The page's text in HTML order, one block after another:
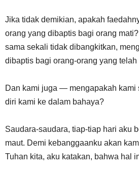
Jika tidak demikian, apakah
orang yang dibaptis bagi orang
sama sekali tidak dibangkitkan,
dibaptis bagi orang-orang yang
Dan kami juga — mengapakah kami
diri kami ke dalam bahaya?
Saudara-saudara, tiap-tiap hari aku
maut. Demi kebanggaanku akan
Tuhan kita, aku katakan, bahwa hal